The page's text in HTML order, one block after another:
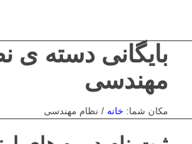
بایگانی دسته ی
مهندسی
مکان شما: خانه / نظام مهندسی